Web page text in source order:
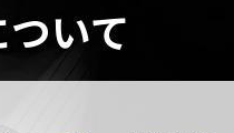
いて